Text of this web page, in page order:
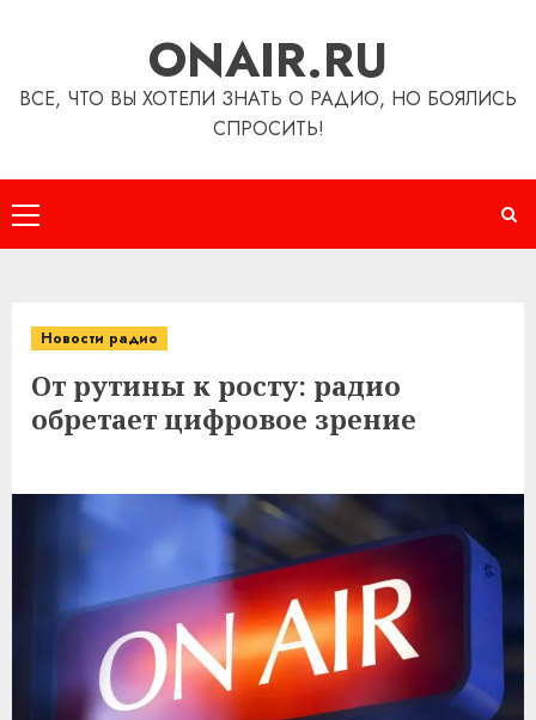
ONAIR.RU
ВСЕ, ЧТО ВЫ ХОТЕЛИ ЗНАТЬ О РАДИО, НО БОЯЛИСЬ
СПРОСИТЬ!
Основное
меню
Новости радио
От рутины к росту: радио
обретает цифровое зрение